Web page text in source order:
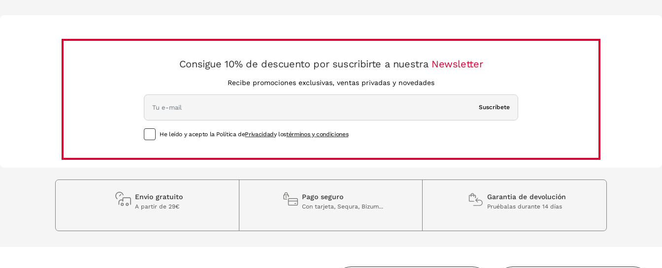
Consigue 10% de descuento por suscribirte a nuestra Newsletter
Recibe promociones exclusivas, ventas privadas y novedades
Suscríbete
He leído y acepto la Política dePrivacidady lostérminos y condiciones
Envio gratuito
A partir de 29€
Pago seguro
Con tarjeta, Sequra, Bizum...
Garantia de devolución
Pruébalas durante 14 días